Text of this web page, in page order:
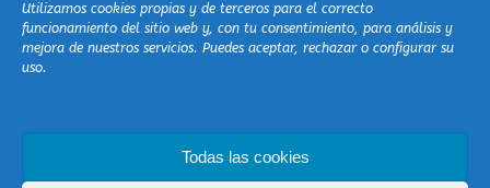
Utilizamos cookies propias y de terceros para el correcto
funcionamiento del sitio web y, con tu consentimiento, para análisis y
mejora de nuestros servicios. Puedes aceptar, rechazar o configurar su
uso.
Todas las cookies
Política de cookie (EU)
Contacto